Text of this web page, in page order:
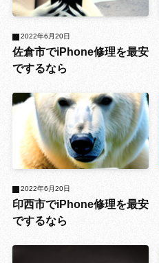
佐倉市でiPhone修理を最安
でするなら
2022年6月20日
印西市でiPhone修理を最安
でするなら
2022年6月20日